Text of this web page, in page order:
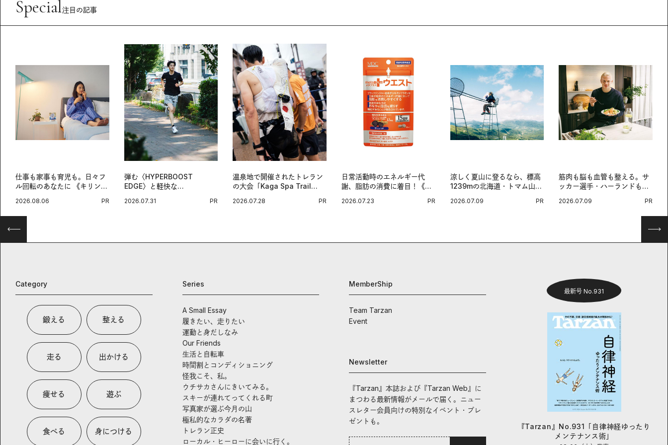
Special注目の記事
仕事も家事も育児も。日々フ
ル回転のあなたに 《キリン
慣。
2026.08.06 PR
弾む〈HYPERBOOST
EDGE〉と軽快な
に寄り添うアディダスが打ち
2026.07.31 PR
温泉地で開催されたトレラン
の大会「Kaga Spa Trail
UTMB」。本戦を夢見るラン
2026.07.28 PR
日常活動時のエネルギー代
謝、脂肪の消費に着目！《メ
体メンテ習慣。
2026.07.23 PR
涼しく夏山に登るなら、標高
1239mの北海道・トマム山で
2026.07.09 PR
筋肉も脳も血管も整える。サ
ッカー選手・ハーランドも注
＆サバの“最強アスリート
2026.07.09 PR
Category
鍛える 整える
走る 出かける
痩せる 遊ぶ
食べる 身につける
Series
A Small Essay
履きたい、走りたい
運動と身だしなみ
Our Friends
生活と自転車
時間割とコンディショニング
怪我こそ、私。
ウチサカさんにきいてみる。
スキーが連れてってくれる町
写真家が選ぶ今月の山
極私的なカラダの名著
トレラン正史
ローカル・ヒーローに会いに行く。
MemberShip
Team Tarzan
Event
Newsletter
『Tarzan』本誌および『Tarzan Web』に
まつわる最新情報がメールで届く。ニュー
スレター会員向けの特別なイベント・プレ
ゼントも。
最新号 No.931
『Tarzan』No.931「自律神経ゆったり
メンテナンス術」